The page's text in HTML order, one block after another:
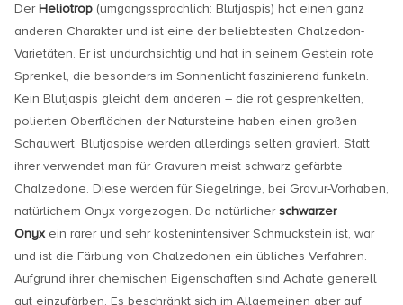
DerHeliotrop (umgangssprachlich: Blutjaspis) hat einen ganz
anderen Charakter und ist eine der beliebtesten Chalzedon-
Varietäten. Er ist undurchsichtig und hat in seinem Gestein rote
Sprenkel, die besonders im Sonnenlicht faszinierend funkeln.
Kein Blutjaspis gleicht dem anderen – die rot gesprenkelten,
polierten Oberflächen der Natursteine haben einen großen
Schauwert. Blutjaspise werden allerdings selten graviert. Statt
ihrer verwendet man für Gravuren meist schwarz gefärbte
Chalzedone. Diese werden für Siegelringe, bei Gravur-Vorhaben,
natürlichem Onyx vorgezogen. Da natürlicherschwarzer
Onyxein rarer und sehr kostenintensiver Schmuckstein ist, war
und ist die Färbung von Chalzedonen ein übliches Verfahren.
Aufgrund ihrer chemischen Eigenschaften sind Achate generell
gut einzufärben. Es beschränkt sich im Allgemeinen aber auf